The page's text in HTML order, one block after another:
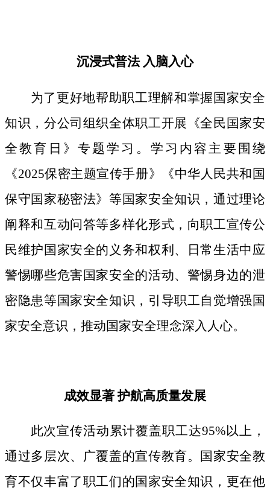
沉浸式普法 入脑入心
为了更好地帮助职工理解和掌握国家安全
知识，分公司组织全体职工开展《全民国家安
全教育日》专题学习。学习内容主要围绕
《2025保密主题宣传手册》《中华人民共和国
保守国家秘密法》等国家安全知识，通过理论
阐释和互动问答等多样化形式，向职工宣传公
民维护国家安全的义务和权利、日常生活中应
警惕哪些危害国家安全的活动、警惕身边的泄
密隐患等国家安全知识，引导职工自觉增强国
家安全意识，推动国家安全理念深入人心。
成效显著护航高质量发展
此次宣传活动累计覆盖职工达95%以上，
通过多层次、广覆盖的宣传教育。国家安全教
育不仅丰富了职工们的国家安全知识，更在他